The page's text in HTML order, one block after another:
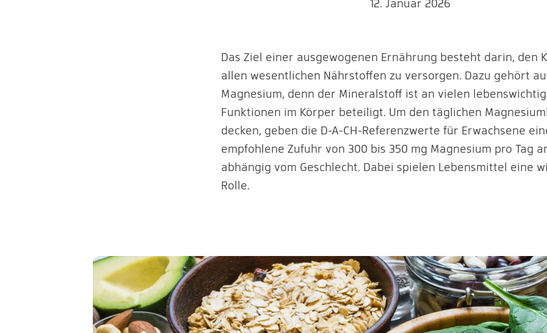
12. Januar 2026
Das Ziel einer ausgewogenen Ernährung besteht darin, den
allen wesentlichen Nährstoffen zu versorgen. Dazu gehört
Magnesium, denn der Mineralstoff ist an vielen
Funktionen im Körper beteiligt. Um den täglichen
decken, geben die D-A-CH-Referenzwerte für Erwachsene
empfohlene Zufuhr von 300 bis 350 mg Magnesium pro Tag
abhängig vom Geschlecht. Dabei spielen Lebensmittel eine
Rolle.